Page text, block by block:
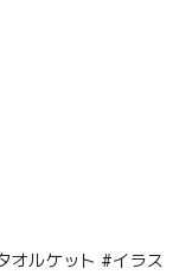
オルケット #イラス